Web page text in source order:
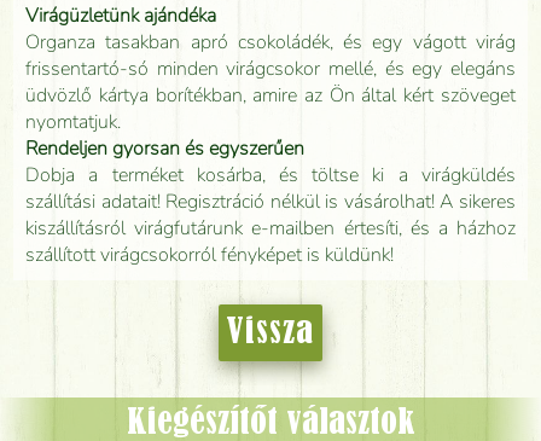
Virágüzletünk ajándéka
Organza tasakban apró csokoládék, és egy vágott virág
frissentartó-só minden virágcsokor mellé, és egy elegáns
üdvözlő kártya borítékban, amire az Ön által kért szöveget
nyomtatjuk.
Rendeljen gyorsan és egyszerűen
Dobja a terméket kosárba, és töltse ki a virágküldés
szállítási adatait! Regisztráció nélkül is vásárolhat! A sikeres
kiszállításról virágfutárunk e-mailben értesíti, és a házhoz
szállított virágcsokorról fényképet is küldünk!
Vissza
Kiegészítőt választok